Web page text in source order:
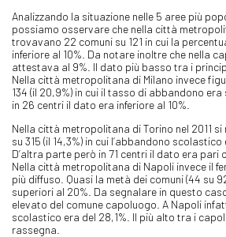
Analizzando la situazione nelle 5 aree più
possiamo osservare che nella città
trovavano 22 comuni su 121 in cui la
inferiore al 10%. Da notare inoltre che nella
attestava al 9%. Il dato più basso tra i
Nella città metropolitana di Milano invece
134 (il 20,9%) in cui il tasso di abbandono era
in 26 centri il dato era inferiore al 10%.
Nella città metropolitana di Torino nel 2011
su 315 (il 14,3%) in cui l’abbandono
D’altra parte però in 71 centri il dato era pari
Nella città metropolitana di Napoli invece il
più diffuso. Quasi la metà dei comuni (44 su
superiori al 20%. Da segnalare in questo
elevato del comune capoluogo. A Napoli
scolastico era del 28,1%. Il più alto tra i
rassegna.